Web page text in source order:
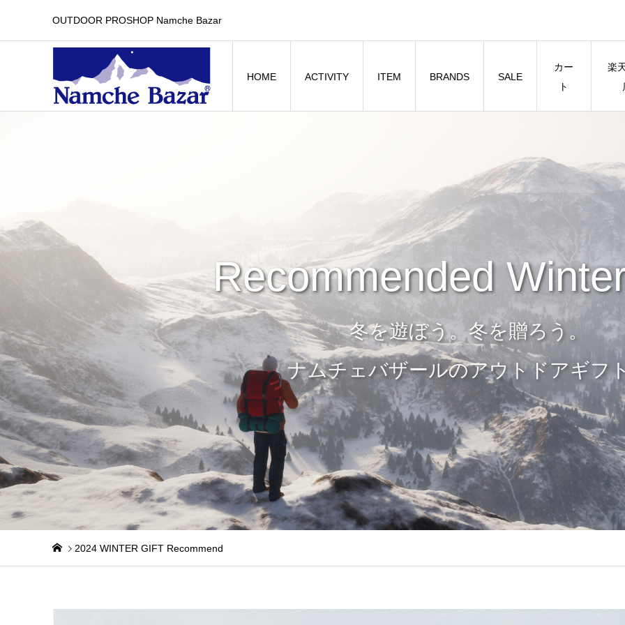
OUTDOOR PROSHOP Namche Bazar
HOME ACTIVITY ITEM BRANDS SALE
カー
ト
楽
Recommended
冬を遊ぼう。冬を贈ろう。
ナムチェバザールのアウトドアギフ
2024 WINTER GIFT Recommend